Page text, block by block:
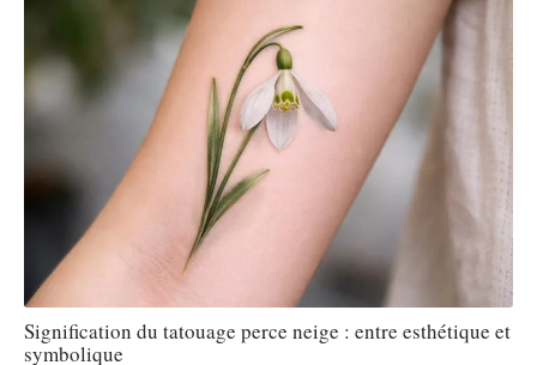
Signification du tatouage perce neige : entre esthétique et
symbolique